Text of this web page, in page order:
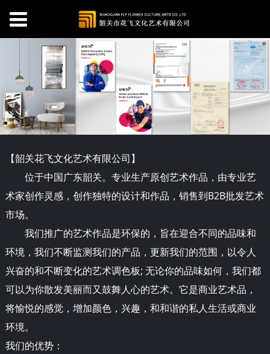
【韶关花飞文化艺术有限公司】
位于中国广东韶关。专业生产原创艺术作品，由专业艺
术家创作灵感，创作独特的设计和作品，销售到B2B批发艺术
市场。
我们推广的艺术作品是环保的，旨在迎合不同的品味和
环境，我们不断监测我们的产品，更新我们的范围，以令人
兴奋的和不断变化的艺术调色板; 无论你的品味如何，我们都
可以为你散发美丽而又鼓舞人心的艺术。它是商业艺术品，
将愉悦的感觉，增加颜色，兴趣，和和谐的私人生活或商业
环境。
我们的优势：